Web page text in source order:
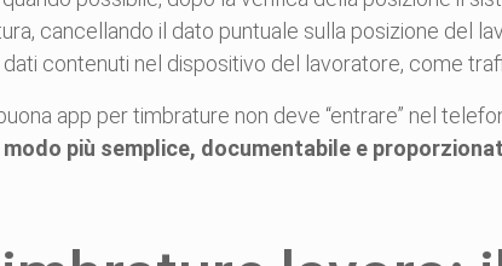
cancellando il dato puntuale sulla posizione del
contenuti nel dispositivo del lavoratore, come
app per timbrature non deve “entrare” nel
più semplice, documentabile e